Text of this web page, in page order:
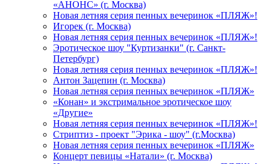
«АНОНС» (г. Москва)
Новая летняя серия пенных вечеринок «ПЛЯЖ»!
Игорек (г. Москва)
Новая летняя серия пенных вечеринок «ПЛЯЖ»!
Эротическое шоу "Куртизанки" (г. Санкт-
Петербург)
Новая летняя серия пенных вечеринок «ПЛЯЖ»!
Антон Зацепин (г. Москва)
Новая летняя серия пенных вечеринок «ПЛЯЖ»
«Конан» и экстримальное эротическое шоу
«Другие»
Новая летняя серия пенных вечеринок «ПЛЯЖ»!
Стриптиз - проект "Эрика - шоу" (г.Москва)
Новая летняя серия пенных вечеринок «ПЛЯЖ»
Концерт певицы «Натали» (г. Москва)